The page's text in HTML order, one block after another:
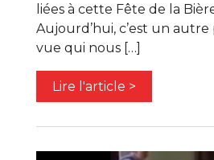
liées à cette Fête de la
Aujourd’hui, c’est un
vue qui nous […]
Lire l'article >